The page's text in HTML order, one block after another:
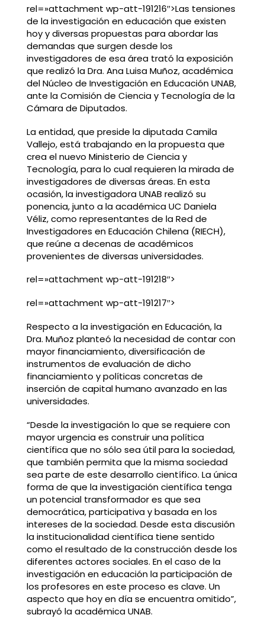
rel=»attachment wp-att-191216″>Las tensiones
de la investigación en educación que existen
hoy y diversas propuestas para abordar las
demandas que surgen desde los
investigadores de esa área trató la exposición
que realizó la Dra. Ana Luisa Muñoz, académica
del Núcleo de Investigación en Educación UNAB,
ante la Comisión de Ciencia y Tecnología de la
Cámara de Diputados.
La entidad, que preside la diputada Camila
Vallejo, está trabajando en la propuesta que
crea el nuevo Ministerio de Ciencia y
Tecnología, para lo cual requieren la mirada de
investigadores de diversas áreas. En esta
ocasión, la investigadora UNAB realizó su
ponencia, junto a la académica UC Daniela
Véliz, como representantes de la Red de
Investigadores en Educación Chilena (RIECH),
que reúne a decenas de académicos
provenientes de diversas universidades.
rel=»attachment wp-att-191218″>
rel=»attachment wp-att-191217″>
Respecto a la investigación en Educación, la
Dra. Muñoz planteó la necesidad de contar con
mayor financiamiento, diversificación de
instrumentos de evaluación de dicho
financiamiento y políticas concretas de
inserción de capital humano avanzado en las
universidades.
“Desde la investigación lo que se requiere con
mayor urgencia es construir una política
científica que no sólo sea útil para la sociedad,
que también permita que la misma sociedad
sea parte de este desarrollo científico. La única
forma de que la investigación científica tenga
un potencial transformador es que sea
democrática, participativa y basada en los
intereses de la sociedad. Desde esta discusión
la institucionalidad científica tiene sentido
como el resultado de la construcción desde los
diferentes actores sociales. En el caso de la
investigación en educación la participación de
los profesores en este proceso es clave. Un
aspecto que hoy en día se encuentra omitido”,
subrayó la académica UNAB.